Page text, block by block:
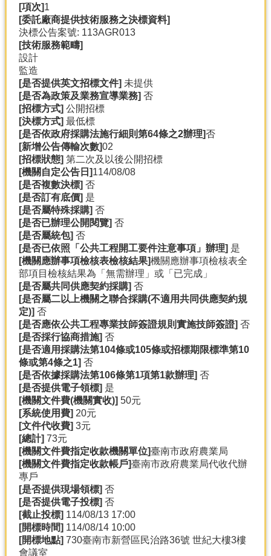
[項次]1
[委託廠商提供技術服務之決標資料]
決標公告案號: 113AGR013
[技術服務範疇]
設計
監造
[是否提供英文招標文件] 未提供
[是否為政策及業務宣導業務] 否
[招標方式] 公開招標
[決標方式] 最低標
[是否依政府採購法施行細則第64條之2辦理]否
[新增公告傳輸次數]02
[招標狀態] 第二次及以後公開招標
[機關自定公告日]114/08/08
[是否複數決標] 否
[是否訂有底價] 是
[是否屬特殊採購] 否
[是否已辦理公開閱覽] 否
[是否屬統包] 否
[是否已依照「公共工程開工要件注意事項」辦理] 是
[機關應辦事項檢核表檢核結果]機關應辦事項檢核表全
部項目檢核結果為「無需辦理」或「已完成」
[是否屬共同供應契約採購] 否
[是否屬二以上機關之聯合採購(不適用共同供應契約規
定)] 否
[是否應依公共工程專業技師簽證規則實施技師簽證] 否
[是否採行協商措施] 否
[是否適用採購法第104條或105條或招標期限標準第10
條或第4條之1] 否
[是否依據採購法第106條第1項第1款辦理] 否
[是否提供電子領標] 是
[機關文件費(機關實收)] 50元
[系統使用費] 20元
[文件代收費] 3元
[總計] 73元
[機關文件費指定收款機關單位]臺南市政府農業局
[機關文件費指定收款帳戶]臺南市政府農業局代收代辦
專戶
[是否提供現場領標] 否
[是否提供電子投標] 否
[截止投標] 114/08/13 17:00
[開標時間] 114/08/14 10:00
[開標地點] 730臺南市新營區民治路36號 世紀大樓3樓
會議室